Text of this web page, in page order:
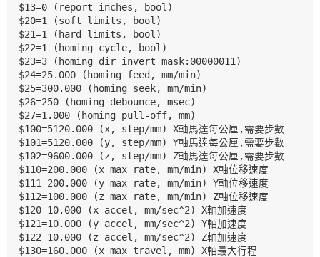
$13=0 (report inches, bool)
$20=1 (soft limits, bool)
$21=1 (hard limits, bool)
$22=1 (homing cycle, bool)
$23=3 (homing dir invert mask:00000011)
$24=25.000 (homing feed, mm/min)
$25=300.000 (homing seek, mm/min)
$26=250 (homing debounce, msec)
$27=1.000 (homing pull-off, mm)
$100=5120.000 (x, step/mm) X軸馬達每公厘,需要步數
$101=5120.000 (y, step/mm)
Y軸馬達每公厘,需要步數
$102=9600.000 (z, step/mm) Z軸馬達每公厘,需要步數
$110=200.000 (x max rate, mm/min) X軸位移速度
$111=200.000 (y max rate, mm/min) Y軸位移速度
$112=100.000 (z max rate, mm/min) Z軸位移速度
$120=10.000 (x accel, mm/sec^2) X軸加速度
$121=10.000 (y accel, mm/sec^2) Y軸加速度
$122=10.000 (z accel, mm/sec^2) Z軸加速度
$130=160.000 (x max travel, mm) X軸最大行程